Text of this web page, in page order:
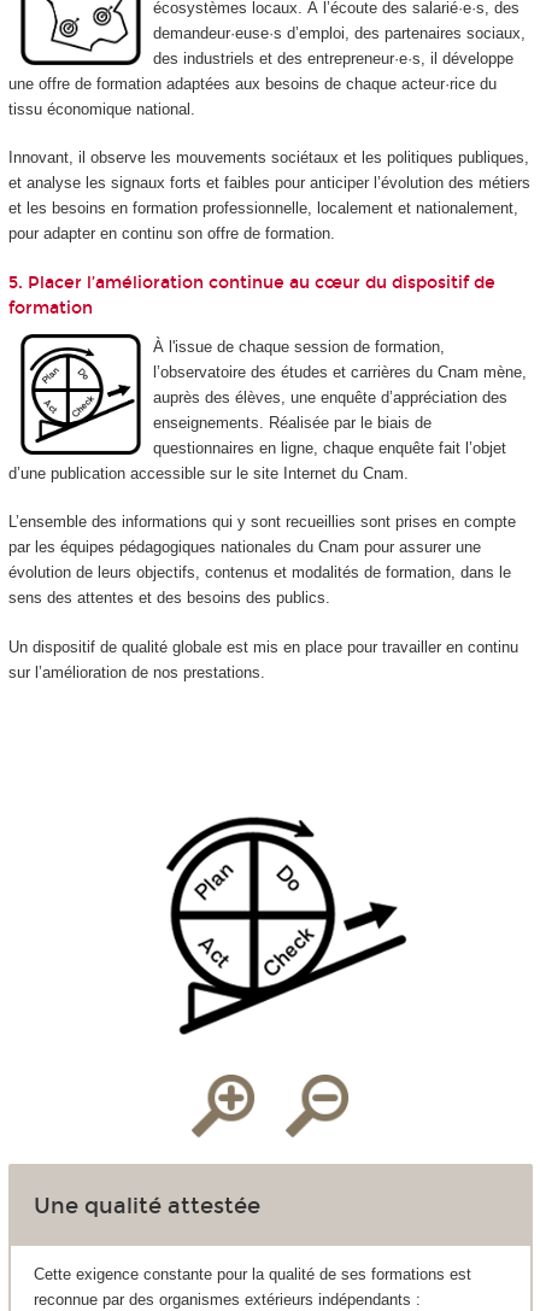
écosystèmes locaux. À l’écoute des salarié·e·s, des
demandeur·euse·s d’emploi, des partenaires sociaux,
des industriels et des entrepreneur·e·s, il développe
une offre de formation adaptées aux besoins de chaque acteur·rice du
tissu économique national.
Innovant, il observe les mouvements sociétaux et les politiques publiques,
et analyse les signaux forts et faibles pour anticiper l’évolution des métiers
et les besoins en formation professionnelle, localement et nationalement,
pour adapter en continu son offre de formation.
5. Placer l’amélioration continue au cœur du dispositif de
formation
À l'issue de chaque session de formation,
l’observatoire des études et carrières du Cnam mène,
auprès des élèves, une enquête d’appréciation des
enseignements. Réalisée par le biais de
questionnaires en ligne, chaque enquête fait l’objet
d’une publication accessible sur le site Internet du Cnam.
L’ensemble des informations qui y sont recueillies sont prises en compte
par les équipes pédagogiques nationales du Cnam pour assurer une
évolution de leurs objectifs, contenus et modalités de formation, dans le
sens des attentes et des besoins des publics.
Un dispositif de qualité globale est mis en place pour travailler en continu
sur l’amélioration de nos prestations.
Une qualité attestée
Cette exigence constante pour la qualité de ses formations est
reconnue par des organismes extérieurs indépendants :